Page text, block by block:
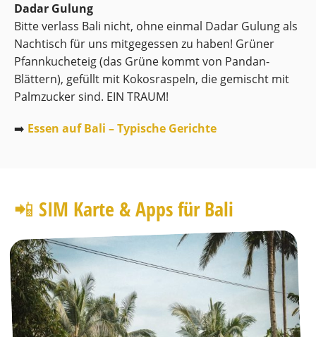
Dadar Gulung
Bitte verlass Bali nicht, ohne einmal Dadar Gulung als
Nachtisch für uns mitgegessen zu haben! Grüner
Pfannkucheteig (das Grüne kommt von Pandan-
Blättern), gefüllt mit Kokosraspeln, die gemischt mit
Palmzucker sind. EIN TRAUM!
➡️ Essen auf Bali – Typische Gerichte
📲 SIM Karte & Apps für Bali